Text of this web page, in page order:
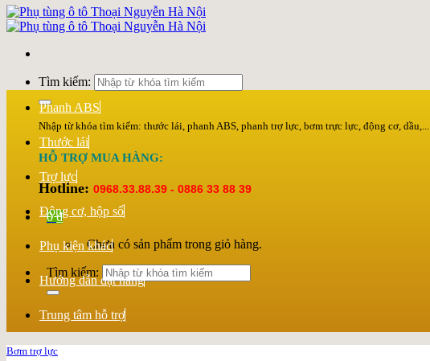
Tìm kiếm:
Nhập từ khóa tìm kiếm: thước lái, phanh ABS, phanh trợ lực, bơm trực lực, động cơ, dầu,...
HỖ TRỢ MUA HÀNG:
Hotline: 0968.33.88.39 - 0886 33 88 39
0₫
Chưa có sản phẩm trong giỏ hàng.
Tìm kiếm:
Phanh ABS
Thước lái
Trợ lực
Động cơ, hộp số
Phụ kiện khác
Hướng dẫn đặt hàng
Trung tâm hỗ trợ
Bơm trợ lực